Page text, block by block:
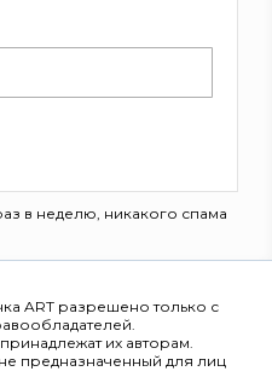
в неделю, никакого спама
ART разрешено только с
их авторам.
предназначенный для лиц